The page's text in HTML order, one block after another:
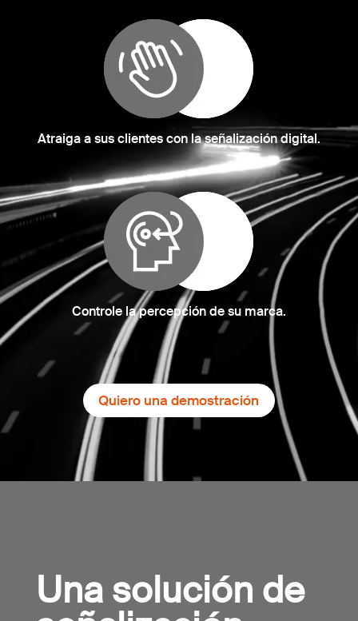
Atraiga a sus clientes con la señalización digital.
Controle la percepción de su marca.
Quiero una demostración
Una solución de